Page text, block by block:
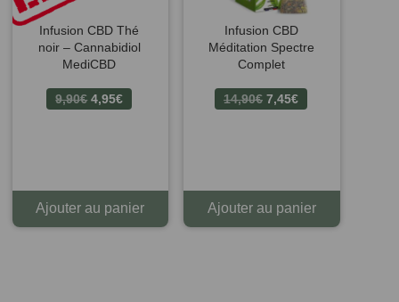
Infusion CBD Thé
noir – Cannabidiol
MediCBD
9,90€ Le
4,95€Le
Ajouter au panier
Infusion CBD
Méditation Spectre
Complet
14,90€ Le
7,45€Le
Ajouter au panier